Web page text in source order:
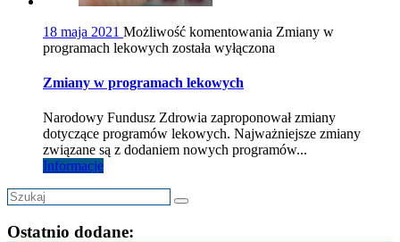
18 maja 2021 Możliwość komentowania Zmiany w
programach lekowych została wyłączona
Zmiany w programach lekowych
Narodowy Fundusz Zdrowia zaproponował zmiany
dotyczące programów lekowych. Najważniejsze zmiany
związane są z dodaniem nowych programów...
Informacje
Ostatnio dodane: